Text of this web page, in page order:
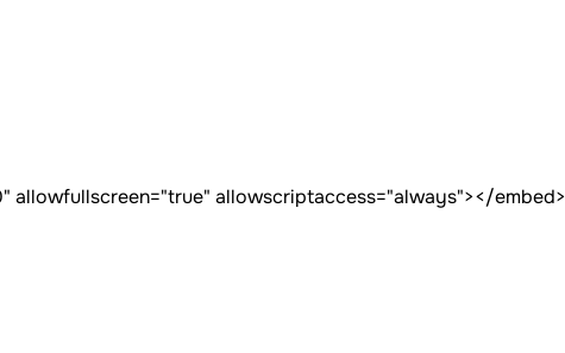
allowfullscreen="true" allowscriptaccess="always"></embed>